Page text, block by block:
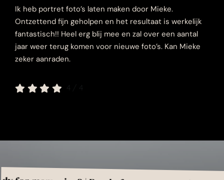
Ik heb portret foto’s laten maken door Mieke.
Ontzettend fijn geholpen en het resultaat is werkelijk
fantastisch!! Heel erg blij mee en zal over een aantal
jaar weer terug komen voor nieuwe foto’s. Kan Mieke
zeker aanraden.